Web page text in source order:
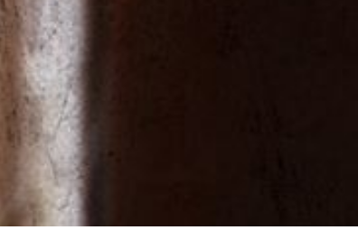
Oorlog
Letterie